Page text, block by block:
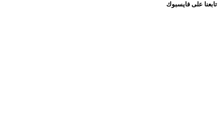
تابعنا على فايسبوك